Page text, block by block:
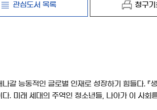
관심도서 목록 청구
갈 능동적인 글로벌 인재로 성장하기 힘들다. 『
. 미래 세대의 주역인 청소년들, 나아가 이 사회